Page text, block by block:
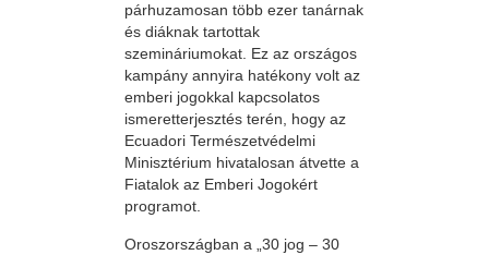
párhuzamosan több ezer tanárnak
és diáknak tartottak
szemináriumokat. Ez az országos
kampány annyira hatékony volt az
emberi jogokkal kapcsolatos
ismeretterjesztés terén, hogy az
Ecuadori Természetvédelmi
Minisztérium hivatalosan átvette a
Fiatalok az Emberi Jogokért
programot.
Oroszországban a „30 jog – 30